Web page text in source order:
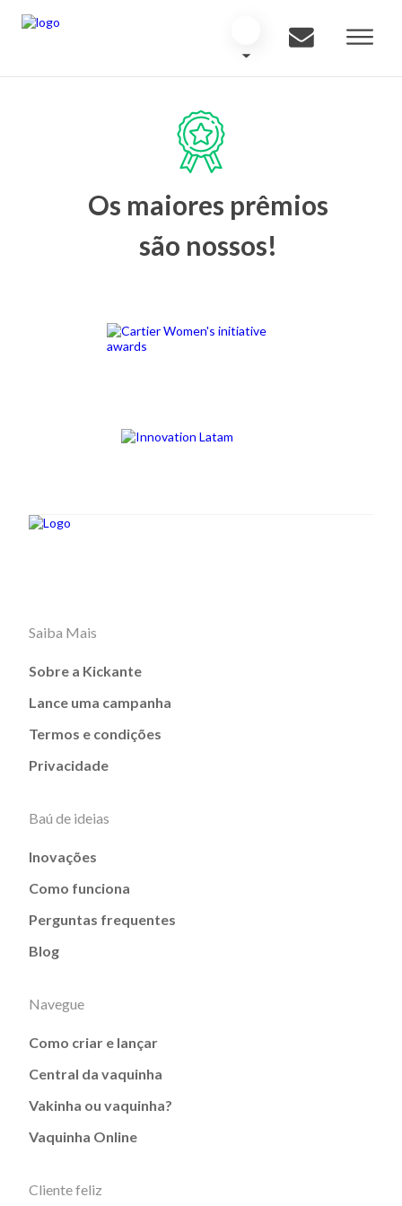
Os maiores prêmios
são nossos!
Saiba Mais
Sobre a Kickante
Lance uma campanha
Termos e condições
Privacidade
Baú de ideias
Inovações
Como funciona
Perguntas frequentes
Blog
Navegue
Como criar e lançar
Central da vaquinha
Vakinha ou vaquinha?
Vaquinha Online
Cliente feliz